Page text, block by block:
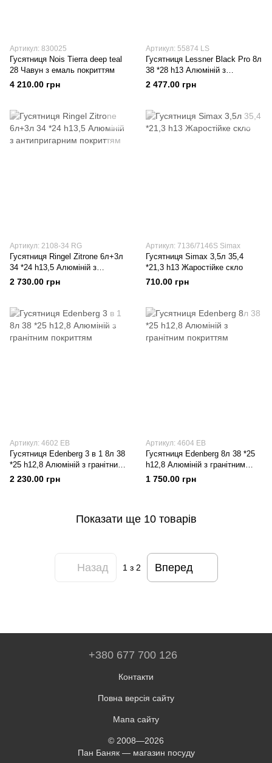
Артикул: 830025
Гусятниця Nois Tierra deep teal
28 Чавун з емаль покриттям
4 210.00 грн
Артикул: 55874 LS
Гусятниця Lessner Black Pro 8л
38 *28 h13 Алюміній з
антипригарним покриттям
2 477.00 грн
Артикул: 2108-34 RG
Гусятниця Ringel Zitrone 6л+3л
34 *24 h13,5 Алюміній з
антипригарним покриттям
2 730.00 грн
Артикул: 7136/7146S Simax
Гусятниця Simax 3,5л 35,4
*21,3 h13 Жаростійке скло
710.00 грн
Артикул: 4602 EB
Гусятниця Edenberg 3 в 1 8л 38
*25 h12,8 Алюміній з гранітним
покриттям
2 230.00 грн
Артикул: 4604 EB
Гусятниця Edenberg 8л 38 *25
h12,8 Алюміній з гранітним
покриттям
1 750.00 грн
Показати ще 10 товарів
Назад 1 з 2 Вперед
+380 677 700 126
Контакти
Повна версія сайту
Мапа сайту
© 2008—2026
Пан Баняк — магазин посуду